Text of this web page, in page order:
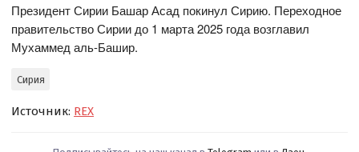
Президент Сирии Башар Асад покинул Сирию. Переходное
правительство Сирии до 1 марта 2025 года возглавил
Мухаммед аль-Башир.
Сирия
Источник: REX